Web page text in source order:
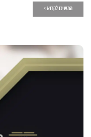
המשיכו לקרוא >